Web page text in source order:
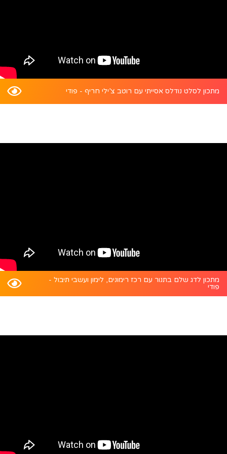
מתכון לסלט נודלס אסייתי עם רוטב צ’ילי חריף - פודי
מתכון לדג שלם בתנור עם רכז רימונים, לימון ועשבי תיבול -
פודי